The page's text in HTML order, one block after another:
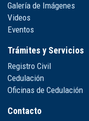
Galería de Imágenes
Videos
Eventos
Trámites y Servicios
Registro Civil
Cedulación
Oficinas de Cedulación
Contacto